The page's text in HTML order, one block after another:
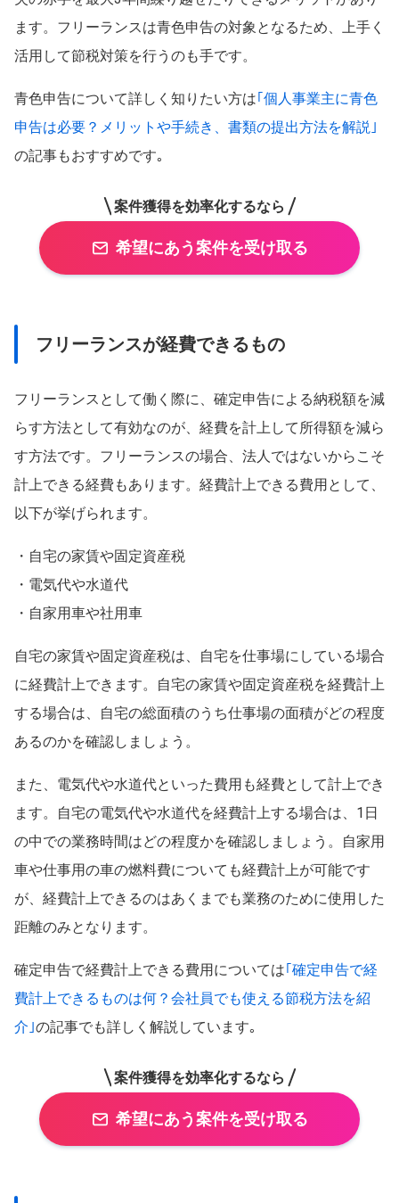
ます。フリーランスは青色申告の対象となるため、上手く
活用して節税対策を行うのも手です。
青色申告について詳しく知りたい方は｢個人事業主に青色
申告は必要？メリットや手続き、書類の提出方法を解説｣
の記事もおすすめです｡
案件獲得を効率化するなら
希望にあう案件を受け取る
フリーランスが経費できるもの
フリーランスとして働く際に、確定申告による納税額を減
らす方法として有効なのが、経費を計上して所得額を減ら
す方法です。フリーランスの場合、法人ではないからこそ
計上できる経費もあります。経費計上できる費用として、
以下が挙げられます。
・自宅の家賃や固定資産税
・電気代や水道代
・自家用車や社用車
自宅の家賃や固定資産税は、自宅を仕事場にしている場合
に経費計上できます。自宅の家賃や固定資産税を経費計上
する場合は、自宅の総面積のうち仕事場の面積がどの程度
あるのかを確認しましょう。
また、電気代や水道代といった費用も経費として計上でき
ます。自宅の電気代や水道代を経費計上する場合は、1日
の中での業務時間はどの程度かを確認しましょう。自家用
車や仕事用の車の燃料費についても経費計上が可能です
が、経費計上できるのはあくまでも業務のために使用した
距離のみとなります。
確定申告で経費計上できる費用については｢確定申告で経
費計上できるものは何？会社員でも使える節税方法を紹
介｣の記事でも詳しく解説しています｡
案件獲得を効率化するなら
希望にあう案件を受け取る